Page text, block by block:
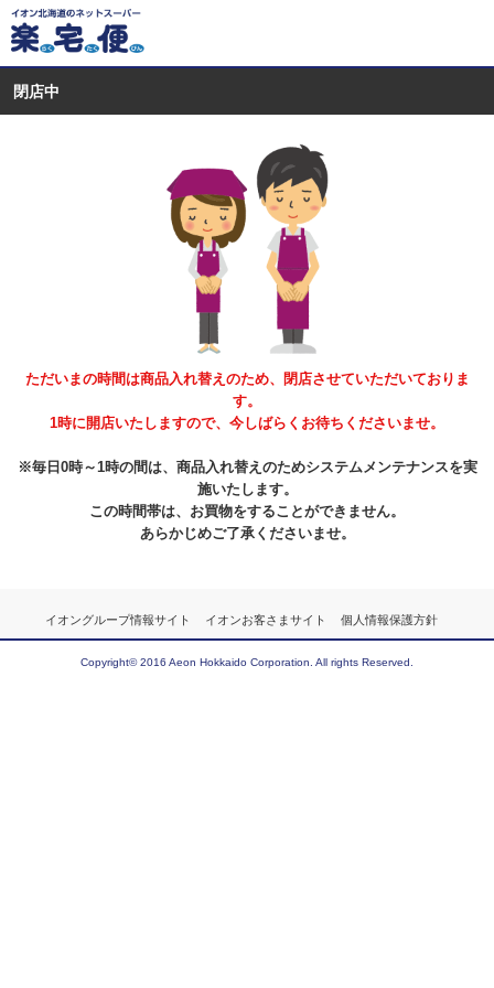
閉店中
ただいまの時間は商品入れ替えのため、閉店させていただいておりま
す。
1時に開店いたしますので、今しばらくお待ちくださいませ。
※毎日0時～1時の間は、商品入れ替えのためシステムメンテナンスを実
施いたします。
この時間帯は、お買物をすることができません。
あらかじめご了承くださいませ。
イオングループ情報サイト イオンお客さまサイト 個人情報保護方針
Copyright© 2016 Aeon Hokkaido Corporation. All rights Reserved.